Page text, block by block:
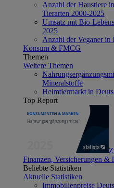
Anzahl der Haustiere
Tierarten 2000-2025
Umsatz mit Bio-
2025
Anzahl der Veganer in
Konsum & FMCG
Themen
Weitere Themen
Mineralstoffe
Heimtiermarkt in
Top Report
Finanzen, Versicherungen &
Beliebte Statistiken
Aktuelle Statistiken
Immobilienpreise